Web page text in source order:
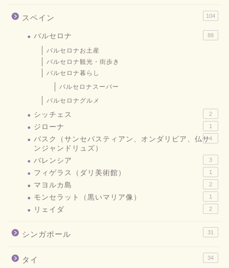
スペイン 104
バルセロナ 88
バルセロナお土産
バルセロナ観光・街歩き
バルセロナ暮らし
バルセロナスーパー
バルセロナグルメ
シッチェス 2
ジローナ 1
バスク（サンセバスティアン、オンダリビア、仏サ
ンジャンドリュズ）
4
バレンシア 3
フィゲラス（ダリ美術館） 1
マヨルカ島 2
モンセラット（黒いマリア像） 1
リェイダ 2
シンガポール 31
タイ 34